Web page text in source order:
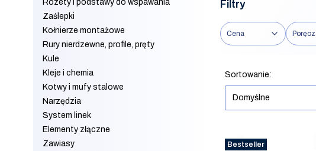
Rozety i podstawy do wspawania
Zaślepki
Kołnierze montażowe
Rury nierdzewne, profile, pręty
Kule
Kleje i chemia
Kotwy i mufy stalowe
Narzędzia
System linek
Elementy złączne
Zawiasy
Filtry
Cena Poręcz
Lista produktów
Sortowanie:
Domyślne
Bestseller